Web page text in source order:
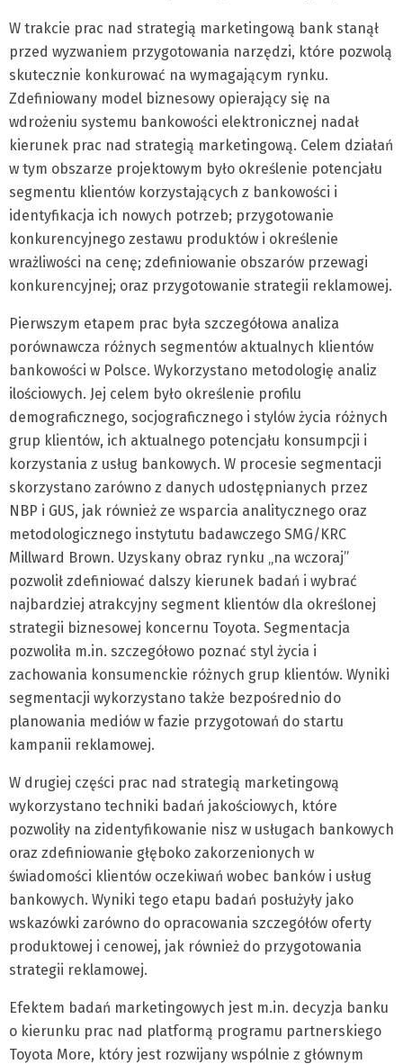
W trakcie prac nad strategią marketingową bank stanął
przed wyzwaniem przygotowania narzędzi, które pozwolą
skutecznie konkurować na wymagającym rynku.
Zdefiniowany model biznesowy opierający się na
wdrożeniu systemu bankowości elektronicznej nadał
kierunek prac nad strategią marketingową. Celem działań
w tym obszarze projektowym było określenie potencjału
segmentu klientów korzystających z bankowości i
identyfikacja ich nowych potrzeb; przygotowanie
konkurencyjnego zestawu produktów i określenie
wrażliwości na cenę; zdefiniowanie obszarów przewagi
konkurencyjnej; oraz przygotowanie strategii reklamowej.
Pierwszym etapem prac była szczegółowa analiza
porównawcza różnych segmentów aktualnych klientów
bankowości w Polsce. Wykorzystano metodologię analiz
ilościowych. Jej celem było określenie profilu
demograficznego, socjograficznego i stylów życia różnych
grup klientów, ich aktualnego potencjału konsumpcji i
korzystania z usług bankowych. W procesie segmentacji
skorzystano zarówno z danych udostępnianych przez
NBP i GUS, jak również ze wsparcia analitycznego oraz
metodologicznego instytutu badawczego SMG/KRC
Millward Brown. Uzyskany obraz rynku „na wczoraj”
pozwolił zdefiniować dalszy kierunek badań i wybrać
najbardziej atrakcyjny segment klientów dla określonej
strategii biznesowej koncernu Toyota. Segmentacja
pozwoliła m.in. szczegółowo poznać styl życia i
zachowania konsumenckie różnych grup klientów. Wyniki
segmentacji wykorzystano także bezpośrednio do
planowania mediów w fazie przygotowań do startu
kampanii reklamowej.
W drugiej części prac nad strategią marketingową
wykorzystano techniki badań jakościowych, które
pozwoliły na zidentyfikowanie nisz w usługach bankowych
oraz zdefiniowanie głęboko zakorzenionych w
świadomości klientów oczekiwań wobec banków i usług
bankowych. Wyniki tego etapu badań posłużyły jako
wskazówki zarówno do opracowania szczegółów oferty
produktowej i cenowej, jak również do przygotowania
strategii reklamowej.
Efektem badań marketingowych jest m.in. decyzja banku
o kierunku prac nad platformą programu partnerskiego
Toyota More, który jest rozwijany wspólnie z głównym